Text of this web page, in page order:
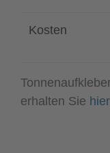
Kosten
erhalten Sie hier